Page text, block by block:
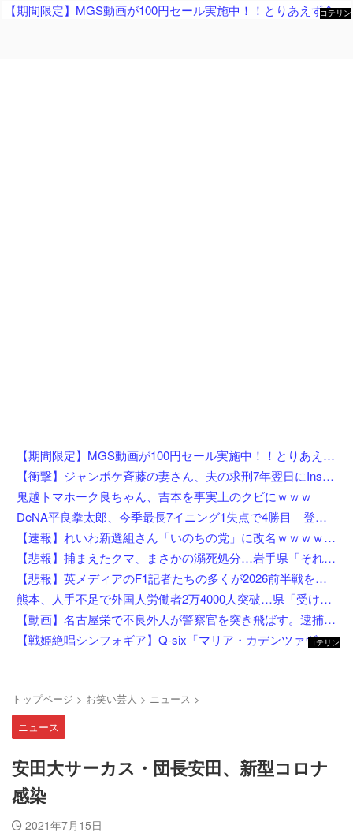
【期間限定】MGS動画が100円セール実施中！！とりあえず全部買うやろｗｗｗｗｗ
コテリン
【期間限定】MGS動画が100円セール実施中！！とりあえず全部買うやろｗｗｗｗｗ
【衝撃】ジャンポケ斉藤の妻さん、夫の求刑7年翌日にInstagram更新しSNS民をザワつかせてしまう…
鬼越トマホーク良ちゃん、吉本を事実上のクビにｗｗｗ
DeNA平良拳太郎、今季最長7イニング1失点で4勝目 登板数＆先発数も自己最多タイ「残りも頑張りたい」
【速報】れいわ新選組さん「いのちの党」に改名ｗｗｗｗｗｗｗｗ
【悲報】捕まえたクマ、まさかの溺死処分…岩手県「それはダメ」と町を注意
【悲報】英メディアのF1記者たちの多くが2026前半戦を終えて鈴鹿とスパをワーストレースに挙げてしまう
熊本、人手不足で外国人労働者2万4000人突破…県「受け入れ拡大」へ
【動画】名古屋栄で不良外人が警察官を突き飛ばす。逮捕しろやｗｗｗ
【戦姫絶唱シンフォギア】Q-six「マリア・カデンツァヴナ・イヴ」フィギュア【8月4日予約開始】
コテリン
トップページ > お笑い芸人 > ニュース >
ニュース
安田大サーカス・団長安田、新型コロナ
感染
2021年7月15日